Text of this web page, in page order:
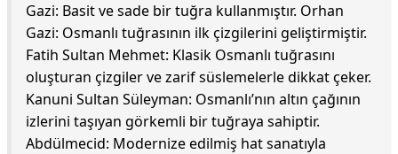
Gazi: Basit ve sade bir tuğra kullanmıştır. Orhan
Gazi: Osmanlı tuğrasının ilk çizgilerini geliştirmiştir.
Fatih Sultan Mehmet: Klasik Osmanlı tuğrasını
oluşturan çizgiler ve zarif süslemelerle dikkat çeker.
Kanuni Sultan Süleyman: Osmanlı’nın altın çağının
izlerini taşıyan görkemli bir tuğraya sahiptir.
Abdülmecid: Modernize edilmiş hat sanatıyla